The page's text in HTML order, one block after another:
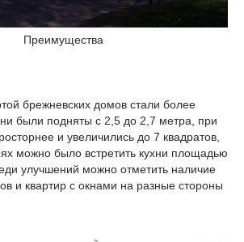
Преимущества
брежневских домов стали более
были подняты с 2,5 до 2,7 метра, при
и увеличились до 7 квадратов,
можно было встретить кухни площадью
улучшений можно отметить наличие
и квартир с окнами на разные стороны